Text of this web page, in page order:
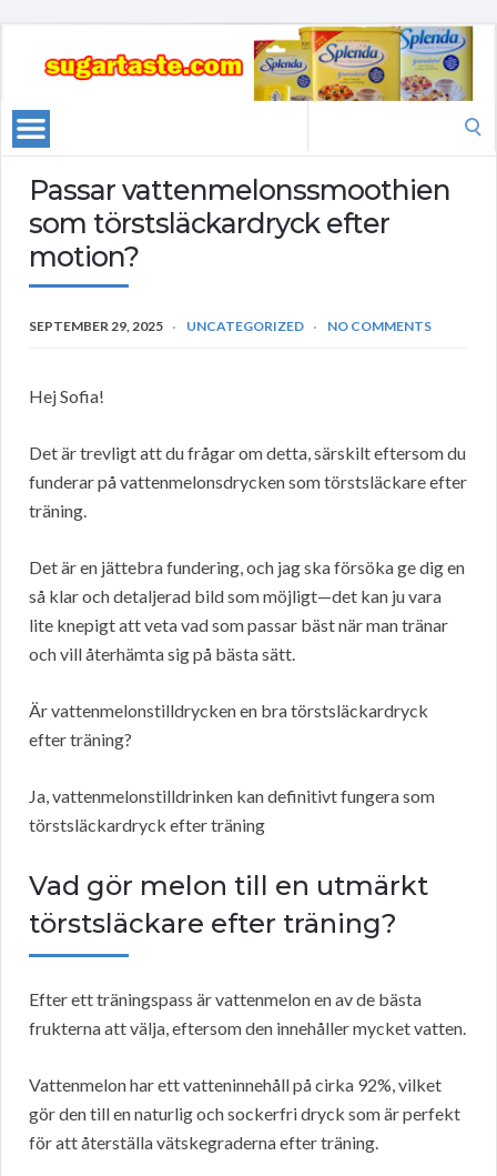
Passar vattenmelonssmoothien
som törstsläckardryck efter
motion?
SEPTEMBER 29, 2025 UNCATEGORIZED NO COMMENTS
Hej Sofia!
Det är trevligt att du frågar om detta, särskilt eftersom du
funderar på vattenmelonsdrycken som törstsläckare efter
träning.
Det är en jättebra fundering, och jag ska försöka ge dig en
så klar och detaljerad bild som möjligt—det kan ju vara
lite knepigt att veta vad som passar bäst när man tränar
och vill återhämta sig på bästa sätt.
Är vattenmelonstilldrycken en bra törstsläckardryck
efter träning?
Ja, vattenmelonstilldrinken kan definitivt fungera som
törstsläckardryck efter träning
Vad gör melon till en utmärkt
törstsläckare efter träning?
Efter ett träningspass är vattenmelon en av de bästa
frukterna att välja, eftersom den innehåller mycket vatten.
Vattenmelon har ett vatteninnehåll på cirka 92%, vilket
gör den till en naturlig och sockerfri dryck som är perfekt
för att återställa vätskegraderna efter träning.